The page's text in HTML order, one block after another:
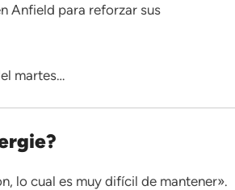
Anfield para reforzar sus
martes…
lo cual es muy difícil de mantener».